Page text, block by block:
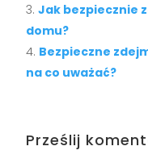
Jak bezpiecznie
domu?
Bezpieczne
na co uważać?
Prześlij